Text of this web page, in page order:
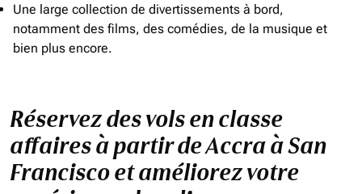
Une large collection de divertissements à bord,
notamment des films, des comédies, de la musique et
bien plus encore.
Réservez des vols en classe
affaires à partir de Accra à San
Francisco et améliorez votre